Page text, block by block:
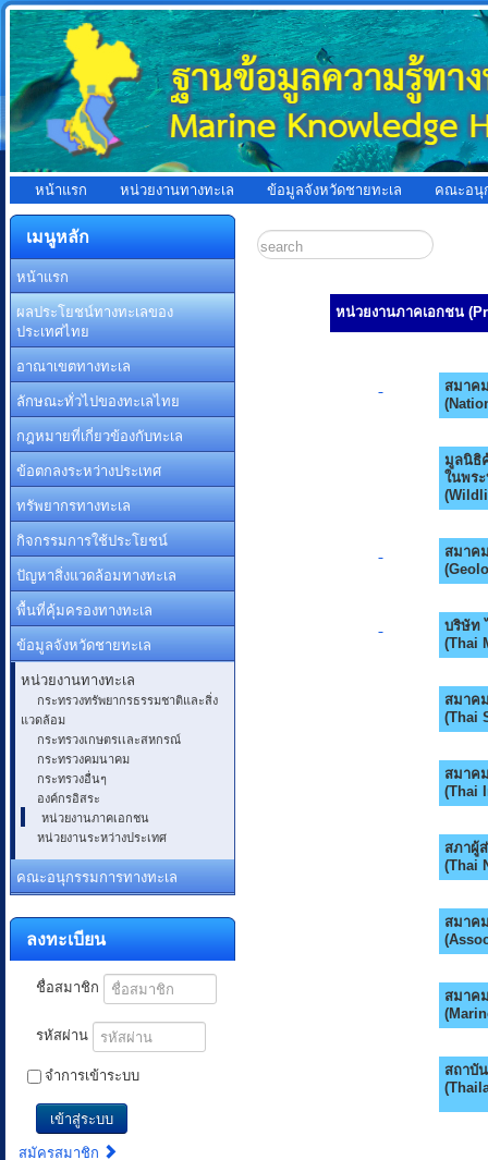
หน้าแรก หน่วยงานทางทะเล ข้อมูลจังหวัดชายทะเล คณะอนุ
เมนูหลัก
หน้าแรก
ผลประโยชน์ทางทะเลของ
ประเทศไทย
อาณาเขตทางทะเล
ลักษณะทั่วไปของทะเลไทย
กฎหมายที่เกี่ยวข้องกับทะเล
ข้อตกลงระหว่างประเทศ
ทรัพยากรทางทะเล
กิจกรรมการใช้ประโยชน์
ปัญหาสิ่งแวดล้อมทางทะเล
พื้นที่คุ้มครองทางทะเล
ข้อมูลจังหวัดชายทะเล
หน่วยงานทางทะเล
กระทรวงทรัพยากรธรรมชาติและสิ่ง
แวดล้อม
กระทรวงเกษตรเเละสหกรณ์
กระทรวงคมนาคม
กระทรวงอื่นๆ
องค์กรอิสระ
หน่วยงานภาคเอกชน
หน่วยงานระหว่างประเทศ
คณะอนุกรรมการทางทะเล
ลงทะเบียน
ชื่อสมาชิก
รหัสผ่าน
จำการเข้าระบบ
เข้าสู่ระบบ
สมัครสมาชิก
หน่วยงานภาคเอกชน
สมาค
มูลนิธิ
ในพร
สมาค
บริษัท
(Thai
สมาค
(Thai
สมาค
(Thai
สภาผู้
(Thai
สมาค
สมาค
สถาบัน